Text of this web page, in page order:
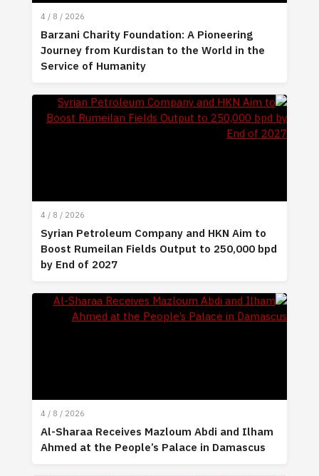
4 / 8 / 2026
Barzani Charity Foundation: A Pioneering
Journey from Kurdistan to the World in the
Service of Humanity
4 / 8 / 2026
Syrian Petroleum Company and HKN Aim to
Boost Rumeilan Fields Output to 250,000 bpd
by End of 2027
4 / 8 / 2026
Al-Sharaa Receives Mazloum Abdi and Ilham
Ahmed at the People’s Palace in Damascus